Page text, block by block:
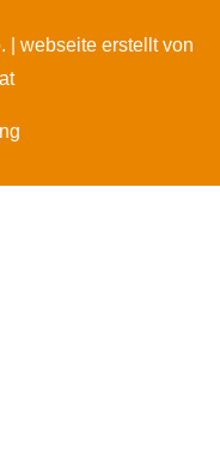
| webseite erstellt von